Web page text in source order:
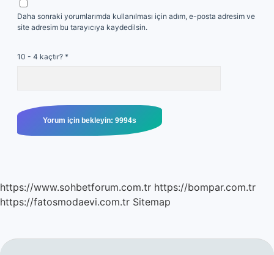
Daha sonraki yorumlarımda kullanılması için adım, e-posta adresim ve
site adresim bu tarayıcıya kaydedilsin.
10 - 4 kaçtır? *
https://www.sohbetforum.com.tr https://bompar.com.tr
https://fatosmodaevi.com.tr Sitemap